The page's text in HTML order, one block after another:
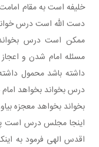
خليفه است به مقام
دست الله است درس
ممکن است درس
مسئله امام شدن و
داشته باشد محمول
درس بخواند بخواهد
بخواند بخواهد معجزه
اينجا مجلس درس است
اقدس الهی فرمود به